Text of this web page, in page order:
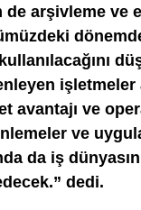
de arşivleme ve
işletmeler
avantajı ve
ve
da iş
dedi.